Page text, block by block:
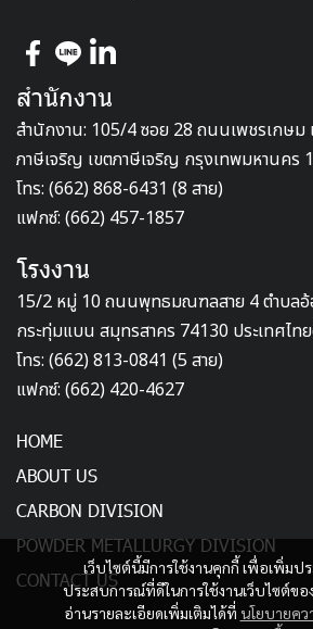
เว็บไซต์นี้มีการใช้งานคุกกี้ เพื่อเพิ่มป
ประสบการณ์ที่ดีในการใช้งานเว็บไซต์ข
อ่านรายละเอียดเพิ่มเติมได้ที่ นโยบายคว
สำนักงาน
สำนักงาน: 105/4 ซอย 28 ถนนเพชรเกษม
ภาษีเจริญ เขตภาษีเจริญ กรุงเทพมหานคร
โทร: (662) 868-6431 (8 สาย)
แฟกซ์: (662) 457-1857
โรงงาน
15/2 หมู่ 10 ถนนพุทธมณฑลสาย 4 ตำบลอ้
กระทุ่มแบน สมุทรสาคร 74130 ประเทศไท
โทร: (662) 813-0841 (5 สาย)
แฟกซ์: (662) 420-4627
HOME
ABOUT US
CARBON DIVISION
POWDER METALLURGY DIVISION
CONTACT US